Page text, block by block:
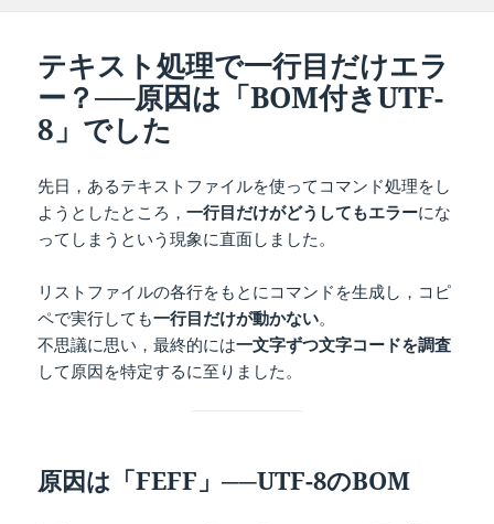
ー
テキスト処理で一行目だけエラ
ー？──原因は「BOM付きUTF-
8」でした
先日，あるテキストファイルを使ってコマンド処理をし
ようとしたところ，一行目だけがどうしてもエラーにな
ってしまうという現象に直面しました。
リストファイルの各行をもとにコマンドを生成し，コピ
ペで実行しても一行目だけが動かない。
不思議に思い，最終的には一文字ずつ文字コードを調査
して原因を特定するに至りました。
原因は「FEFF」──UTF-8のBOM